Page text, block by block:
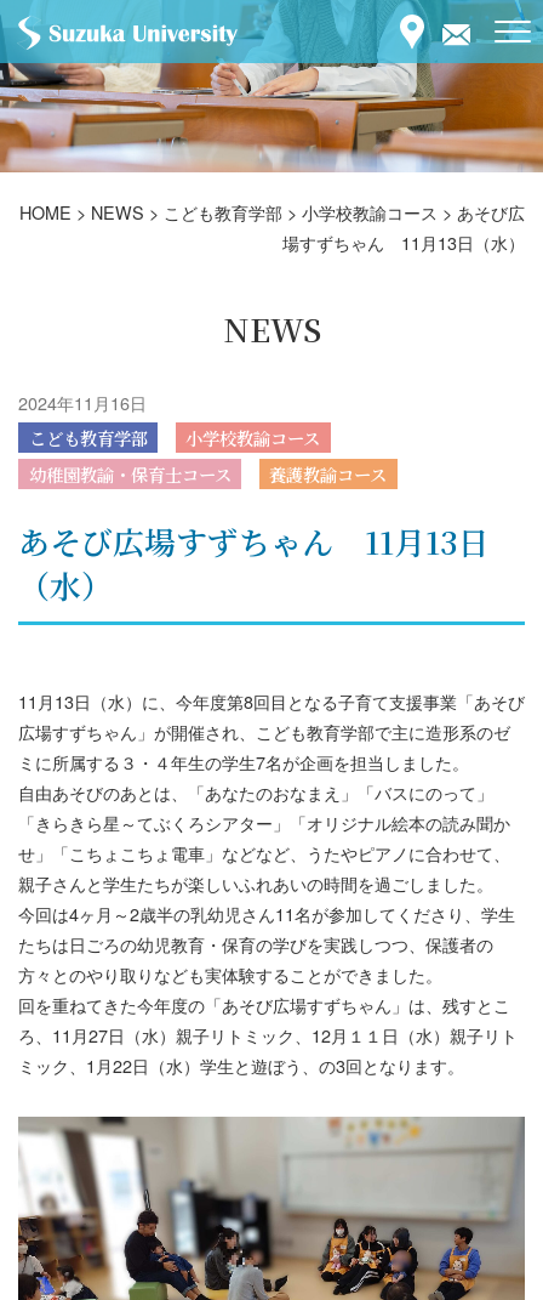
HOME > NEWS > こども教育学部 > 小学校教諭コース > あそび広
場すずちゃん 11月13日（水）
NEWS
2024年11月16日
こども教育学部
小学校教諭コース
幼稚園教諭・保育士コース
養護教諭コース
あそび広場すずちゃん 11月13日
（水）
11月13日（水）に、今年度第8回目となる子育て支援事業「あそび
広場すずちゃん」が開催され、こども教育学部で主に造形系のゼ
ミに所属する３・４年生の学生7名が企画を担当しました。
自由あそびのあとは、「あなたのおなまえ」「バスにのって」
「きらきら星～てぶくろシアター」「オリジナル絵本の読み聞か
せ」「こちょこちょ電車」などなど、うたやピアノに合わせて、
親子さんと学生たちが楽しいふれあいの時間を過ごしました。
今回は4ヶ月～2歳半の乳幼児さん11名が参加してくださり、学生
たちは日ごろの幼児教育・保育の学びを実践しつつ、保護者の
方々とのやり取りなども実体験することができました。
回を重ねてきた今年度の「あそび広場すずちゃん」は、残すとこ
ろ、11月27日（水）親子リトミック、12月１１日（水）親子リト
ミック、1月22日（水）学生と遊ぼう、の3回となります。